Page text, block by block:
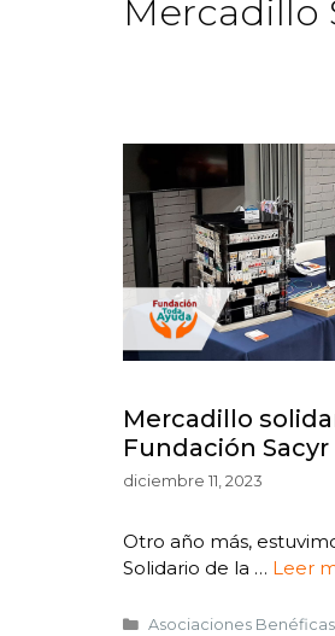
Mercadillo
Mercadillo
Fundación Sacyr
diciembre 11, 2023
Otro año más,
Solidario de la … Leer
Asociaciones Benéficas,